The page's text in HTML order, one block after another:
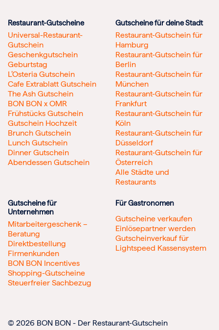
Restaurant-Gutscheine
Universal-Restaurant-
Gutschein
Geschenkgutschein
Geburtstag
L’Osteria Gutschein
Cafe Extrablatt Gutschein
The Ash Gutschein
BON BON x OMR
Frühstücks Gutschein
Gutschein Hochzeit
Brunch Gutschein
Lunch Gutschein
Dinner Gutschein
Abendessen Gutschein
Gutscheine für deine Stadt
Restaurant-Gutschein für
Hamburg
Restaurant-Gutschein für
Berlin
Restaurant-Gutschein für
München
Restaurant-Gutschein für
Frankfurt
Restaurant-Gutschein für
Köln
Restaurant-Gutschein für
Düsseldorf
Restaurant-Gutschein für
Österreich
Alle Städte und
Restaurants
Gutscheine für
Unternehmen
Mitarbeitergeschenk –
Beratung
Direktbestellung
Firmenkunden
BON BON Incentives
Shopping-Gutscheine
Steuerfreier Sachbezug
Für Gastronomen
Gutscheine verkaufen
Einlösepartner werden
Gutscheinverkauf für
Lightspeed Kassensystem
© 2026 BON BON - Der Restaurant-Gutschein